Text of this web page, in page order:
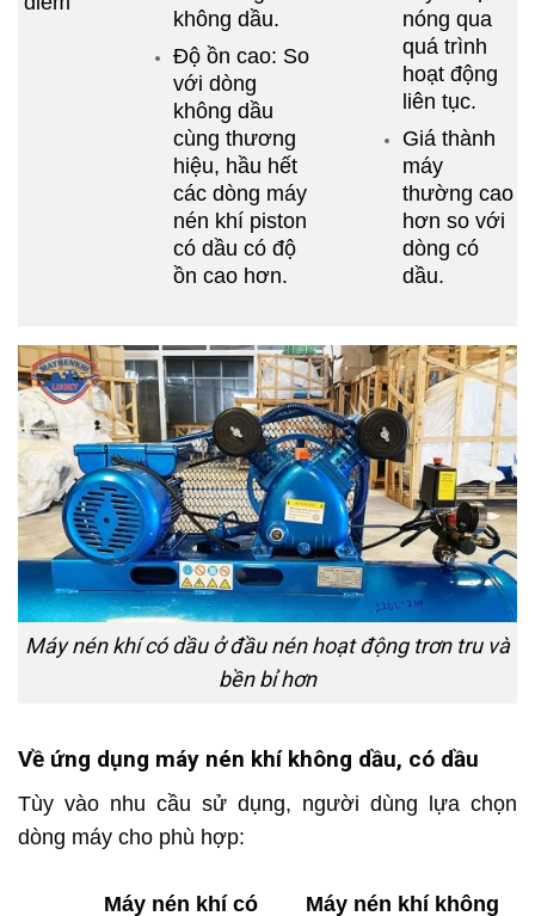
không dầu.
Độ ồn cao: So
với dòng
không dầu
cùng thương
hiệu, hầu hết
các dòng máy
nén khí piston
có dầu có độ
ồn cao hơn.
nóng qua
quá trình
hoạt động
liên tục.
Giá thành
máy
thường cao
hơn so với
dòng có
dầu.
Máy nén khí có dầu ở đầu nén hoạt động trơn tru và
bền bỉ hơn
Về ứng dụng máy nén khí không dầu, có dầu
Tùy vào nhu cầu sử dụng, người dùng lựa chọn
dòng máy cho phù hợp:
Máy nén khí có
Máy nén khí không